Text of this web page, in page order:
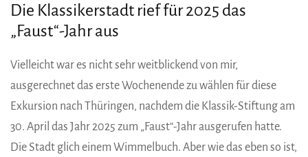
Die Klassikerstadt rief für 2025 das
„Faust“-Jahr aus
Vielleicht war es nicht sehr weitblickend von mir,
ausgerechnet das erste Wochenende zu wählen für diese
Exkursion nach Thüringen, nachdem die Klassik-Stiftung am
30. April das Jahr 2025 zum „Faust“-Jahr ausgerufen hatte.
Die Stadt glich einem Wimmelbuch. Aber wie das eben so ist,